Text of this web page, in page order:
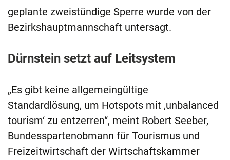
geplante zweistündige Sperre wurde von der
Bezirkshauptmannschaft untersagt.
Dürnstein setzt auf Leitsystem
„Es gibt keine allgemeingültige
Standardlösung, um Hotspots mit ,unbalanced
tourism‘ zu entzerren“, meint Robert Seeber,
Bundesspartenobmann für Tourismus und
Freizeitwirtschaft der Wirtschaftskammer